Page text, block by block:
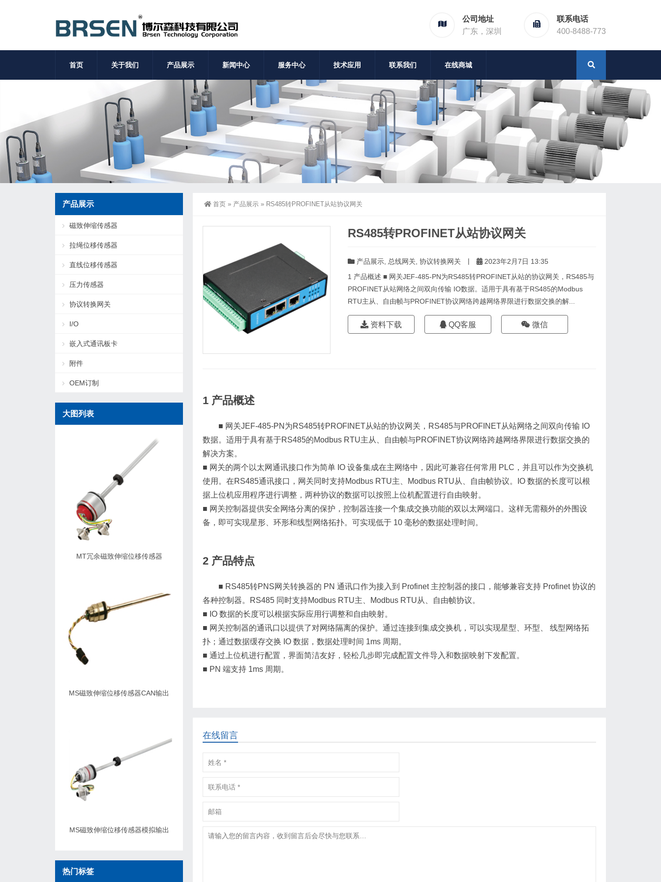
公司地址
广东，深圳
联系电话
400-8488-773
首页 关于我们 产品展示 新闻中心 服务中心 技术应用 联系我们 在线商城
首页 » 产品展示 » RS485转PROFINET从站协议网关
RS485转PROFINET从站协议网关
产品展示 总线网关 协议转换网关 |
2023年2月7日 13:35
1 产品概述 ■ 网关JEF-485-PN为RS485转PROFINET从站的协议网关，RS485与
PROFINET从站网络之间双向传输 IO数据。适用于具有基于RS485的Modbus
RTU主从、自由帧与PROFINET协议网络跨越网络界限进行数据交换的解...
资料下载 QQ客服 微信
1 产品概述
■ 网关JEF-485-PN为RS485转PROFINET从站的协议网关，RS485与PROFINET从站网络之间双向传输 IO
数据。适用于具有基于RS485的Modbus RTU主从、自由帧与PROFINET协议网络跨越网络界限进行数据交换的
解决方案。
■ 网关的两个以太网通讯接口作为简单 IO 设备集成在主网络中，因此可兼容任何常用 PLC，并且可以作为交换机
使用。在RS485通讯接口，网关同时支持Modbus RTU主、Modbus RTU从、自由帧协议。IO 数据的长度可以根
据上位机应用程序进行调整，两种协议的数据可以按照上位机配置进行自由映射。
■ 网关控制器提供安全网络分离的保护，控制器连接一个集成交换功能的双以太网端口。这样无需额外的外围设
备，即可实现星形、环形和线型网络拓扑。可实现低于 10 毫秒的数据处理时间。
2 产品特点
■ RS485转PNS网关转换器的 PN 通讯口作为接入到 Profinet 主控制器的接口，能够兼容支持 Profinet 协议的
各种控制器。RS485 同时支持Modbus RTU主、Modbus RTU从、自由帧协议。
■ IO 数据的长度可以根据实际应用行调整和自由映射。
■ 网关控制器的通讯口以提供了对网络隔离的保护。通过连接到集成交换机，可以实现星型、环型、 线型网络拓
扑；通过数据缓存交换 IO 数据，数据处理时间 1ms 周期。
■ 通过上位机进行配置，界面简洁友好，轻松几步即完成配置文件导入和数据映射下发配置。
■ PN 端支持 1ms 周期。
在线留言
产品展示
磁致伸缩传感器
拉绳位移传感器
直线位移传感器
压力传感器
协议转换网关
I/O
嵌入式通讯板卡
附件
OEM订制
大图列表
MT冗余磁致伸缩位移传感器
MS磁致伸缩位移传感器CAN输出
MS磁致伸缩位移传感器模拟输出
热门标签